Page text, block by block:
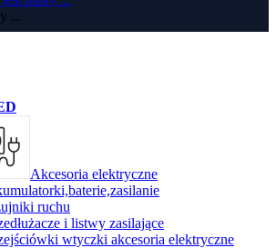
...
Akcesoria elektryczne
ruchu
i listwy zasilające
wtyczki akcesoria elektryczne